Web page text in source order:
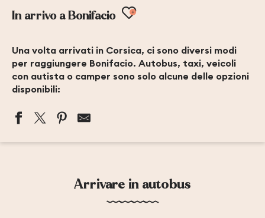
In arrivo a Bonifacio Ajouter aux favoris
Una volta arrivati in Corsica, ci sono diversi modi
per raggiungere Bonifacio. Autobus, taxi, veicoli
con autista o camper sono solo alcune delle opzioni
disponibili:
Arrivare in autobus